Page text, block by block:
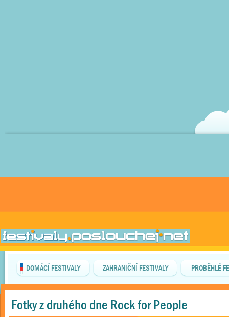
DOMÁCÍ FESTIVALY ZAHRANIČNÍ FESTIVALY PROBĚHLÉ
Fotky z druhého dne Rock for People